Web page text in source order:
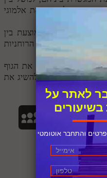
הצומח לחי יש את אלמוגי
יש בחי' ממוצעת בין
לכן רק דרך הרוחניות
לחוקים שמנהלים את הגוף
ורק דרכה אפשר להשיג את
לנאצל
e
d
n
r
V
i
לאתר על
והתחבר אוטומטי